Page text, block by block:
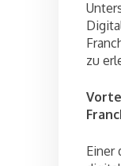
zu
Einer